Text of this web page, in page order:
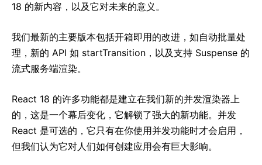
18 的新内容，以及它对未来的意义。
我们最新的主要版本包括开箱即用的改进，如自动批量处
理，新的 API 如 startTransition，以及支持 Suspense 的
流式服务端渲染。
React 18 的许多功能都是建立在我们新的并发渲染器上
的，这是一个幕后变化，它解锁了强大的新功能。并发
React 是可选的，它只有在你使用并发功能时才会启用，
但我们认为它对人们如何创建应用会有巨大影响。